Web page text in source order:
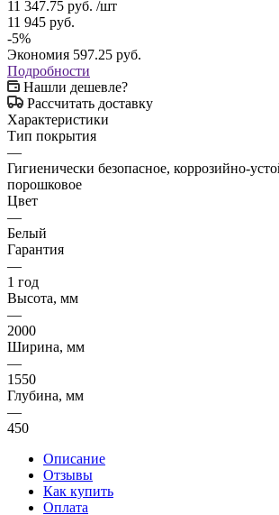
11 347.75 руб. /шт
11 945 руб.
-5%
Экономия 597.25 руб.
Подробности
Нашли дешевле?
Рассчитать доставку
Характеристики
Тип покрытия
—
Гигиенически безопасное, коррозийно-
порошковое
Цвет
—
Белый
Гарантия
—
1 год
Высота, мм
—
2000
Ширина, мм
—
1550
Глубина, мм
—
450
Описание
Отзывы
Как купить
Оплата